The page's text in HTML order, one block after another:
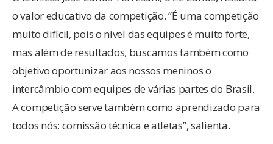
o valor educativo da competição. “É uma competição
muito difícil, pois o nível das equipes é muito forte,
mas além de resultados, buscamos também como
objetivo oportunizar aos nossos meninos o
intercâmbio com equipes de várias partes do Brasil.
A competição serve também como aprendizado para
todos nós: comissão técnica e atletas”, salienta.